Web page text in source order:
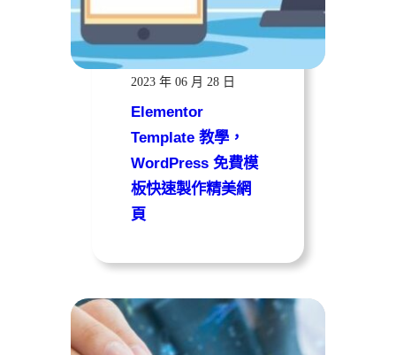
遠振資訊
2023 年 06 月 28 日
Elementor
Template 教學，
WordPress 免費模
板快速製作精美網
頁